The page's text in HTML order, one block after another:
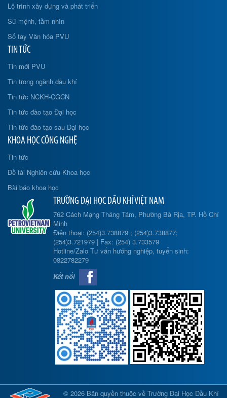
Lộ trình xây dựng và phát triển
Sứ mệnh, tầm nhìn
Sổ tay Văn hóa PVU
TIN TỨC
Tin mới PVU
Tin trong ngành dầu khí
Tin tức NCKH-CGCN
Tin tức đào tạo Đại học
Tin tức đào tạo sau Đại học
KHOA HỌC CÔNG NGHỆ
Tin tức
Đề tài Nghiên cứu Khoa học
Bài báo khoa học
TRƯỜNG ĐẠI HỌC DẦU KHÍ VIỆT NAM
762 Cách Mạng Tháng Tám, Phường Bà Rịa, TP. Hồ Chí
Minh
Điện thoại: (254)3.738879 ; (254)3.738877;
(254)3.721979 | Fax: (254) 3.733579
Hotline/Zalo Tư vấn hướng nghiệp, tuyển sinh:
0822782279
Kết nối
© 2026 Bản quyền thuộc về Trường Đại Học Dầu Khí